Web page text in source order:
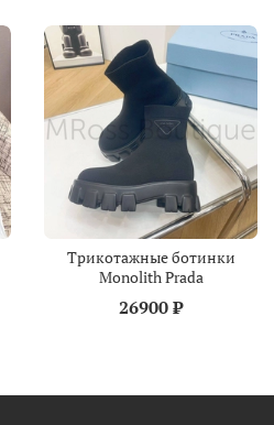
Трикотажные ботинки
Monolith Prada
26900 ₽